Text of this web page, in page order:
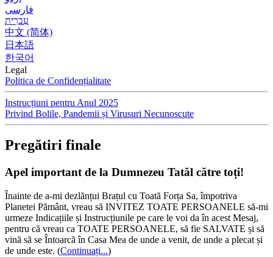
فارسی
עִברִית
中文 (简体)
日本語
한국어
Legal
Politica de Confidențialitate
Instrucțiuni pentru Anul 2025
Privind Bolile, Pandemii și Virusuri Necunoscute
Pregătiri finale
Apel important de la Dumnezeu Tatăl către toți!
Înainte de a-mi dezlănțui Brațul cu Toată Forța Sa, împotriva
Planetei Pământ, vreau să INVITEZ TOATE PERSOANELE să-mi
urmeze Indicațiile și Instrucțiunile pe care le voi da în acest Mesaj,
pentru că vreau ca TOATE PERSOANELE, să fie SALVATE și să
vină să se Întoarcă în Casa Mea de unde a venit, de unde a plecat și
de unde este. (Continuați...)